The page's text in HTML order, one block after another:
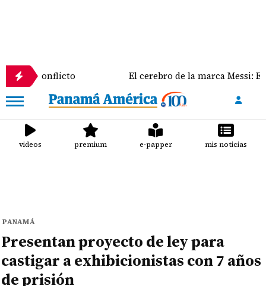
El cerebro de la marca Messi: El rol
videos premium e-papper mis noticias
PANAMÁ
Presentan proyecto de ley para
castigar a exhibicionistas con 7 años
de prisión